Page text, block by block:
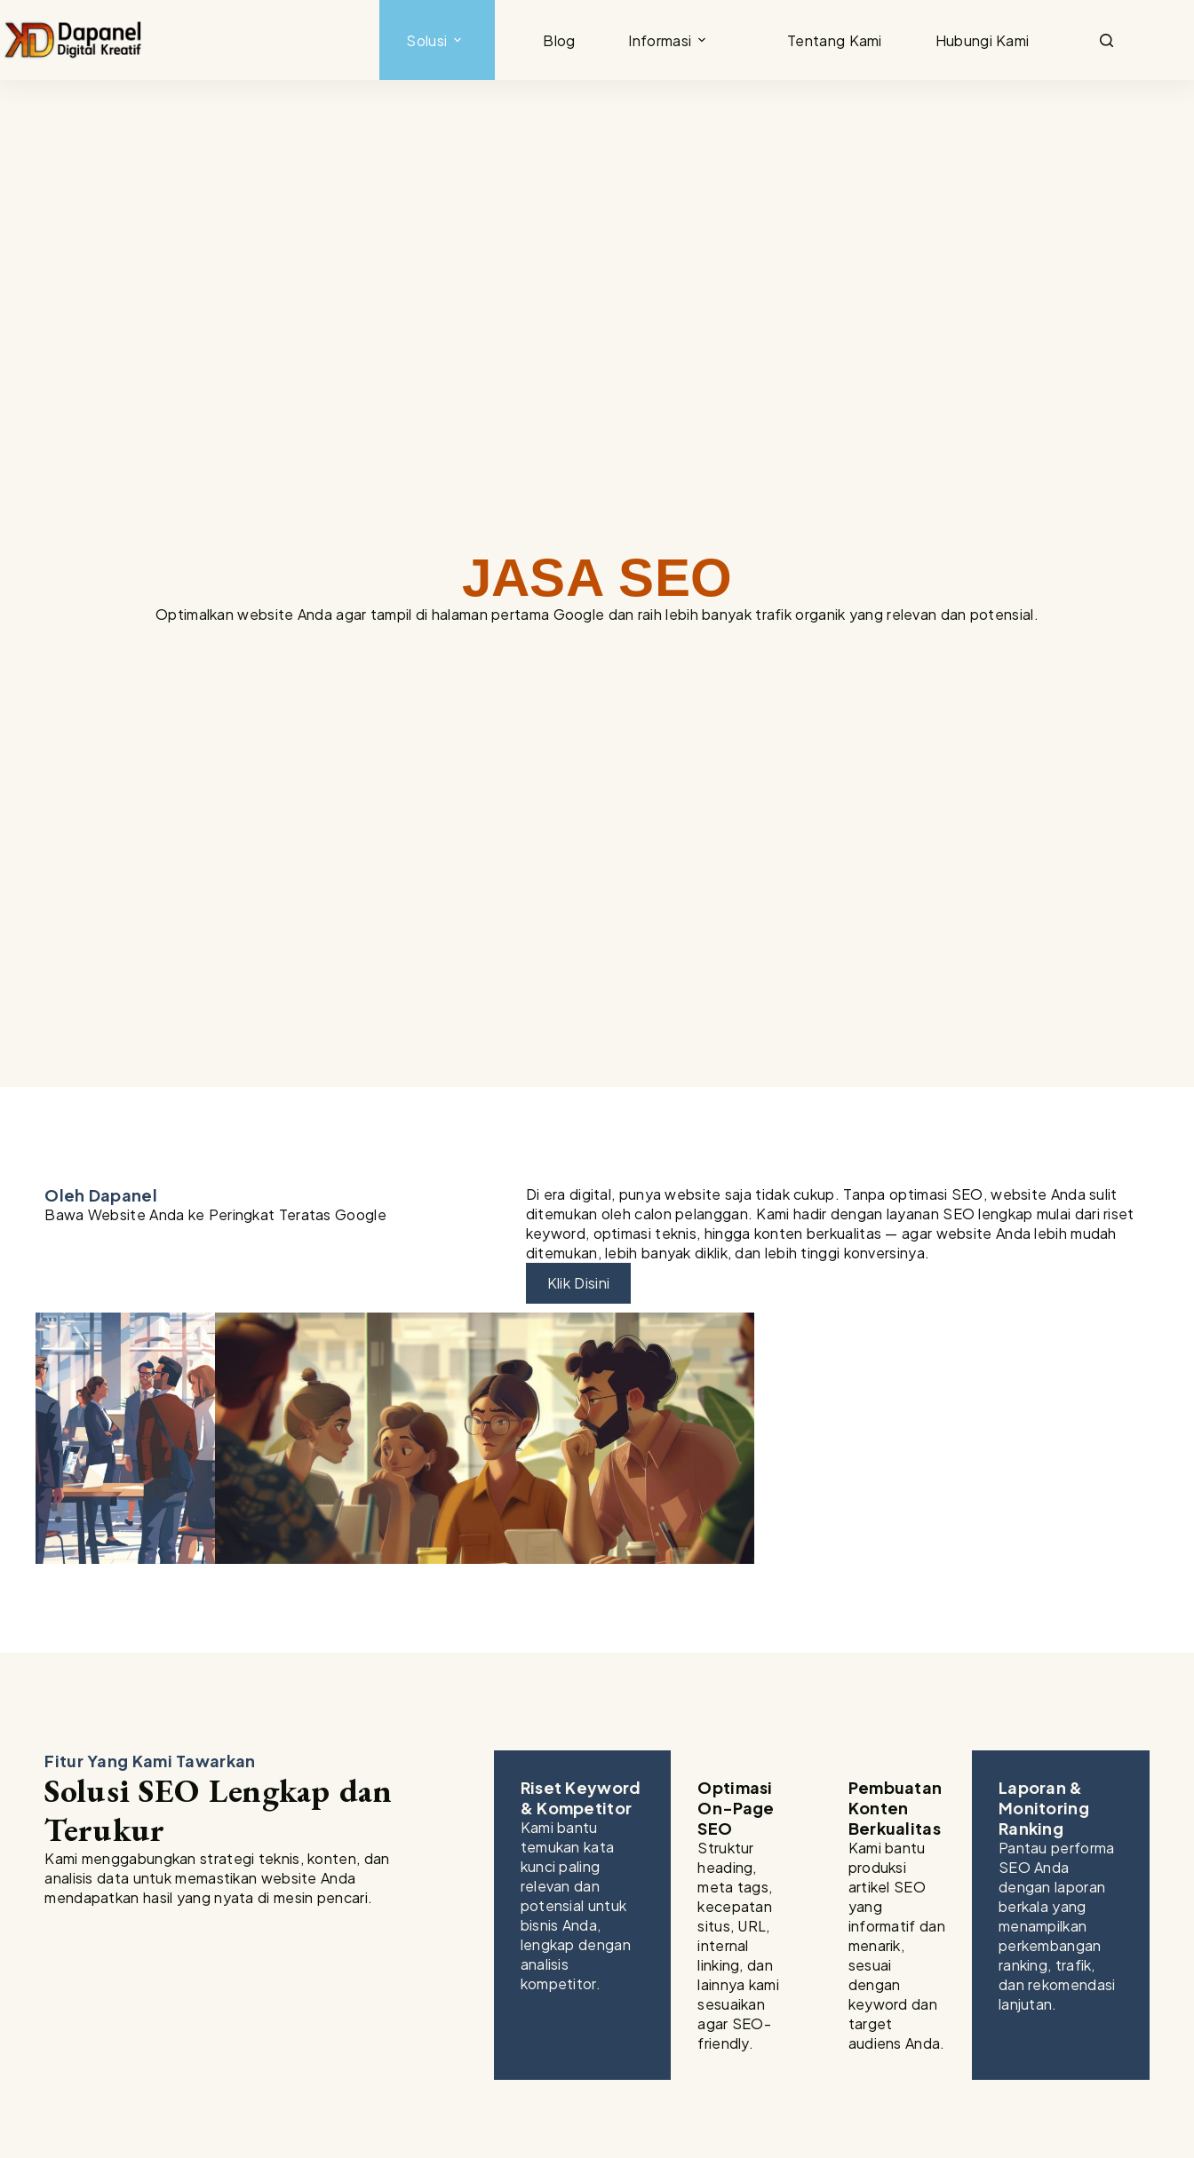
Solusi Blog Informasi Tentang Kami Hubungi Kami
JASA SEO
Optimalkan website Anda agar tampil di halaman pertama Google dan raih lebih banyak trafik organik yang relevan dan potensial.
Oleh Dapanel
Bawa Website Anda ke Peringkat Teratas Google
Di era digital, punya website saja tidak cukup. Tanpa optimasi SEO, website Anda sulit
ditemukan oleh calon pelanggan. Kami hadir dengan layanan SEO lengkap mulai dari riset
keyword, optimasi teknis, hingga konten berkualitas — agar website Anda lebih mudah
ditemukan, lebih banyak diklik, dan lebih tinggi konversinya.
Klik Disini
Fitur Yang Kami Tawarkan
Solusi SEO Lengkap dan
Terukur
Kami menggabungkan strategi teknis, konten, dan
analisis data untuk memastikan website Anda
mendapatkan hasil yang nyata di mesin pencari.
Riset Keyword
& Kompetitor
Kami bantu
temukan kata
kunci paling
relevan dan
potensial untuk
bisnis Anda,
lengkap dengan
analisis
kompetitor.
Optimasi
On-Page
SEO
Struktur
heading,
meta tags,
kecepatan
situs, URL,
internal
linking, dan
lainnya kami
sesuaikan
agar SEO-
friendly.
Pembuatan
Konten
Berkualitas
Kami bantu
produksi
artikel SEO
yang
informatif dan
menarik,
sesuai
dengan
keyword dan
target
audiens Anda.
Laporan &
Monitoring
Ranking
Pantau performa
SEO Anda
dengan laporan
berkala yang
menampilkan
perkembangan
ranking, trafik,
dan rekomendasi
lanjutan.